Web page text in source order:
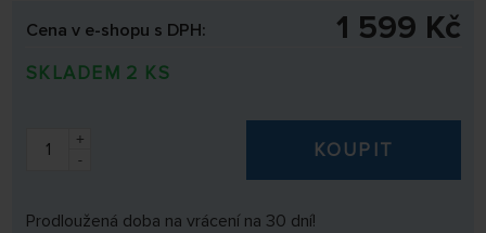
Cena v e-shopu s DPH: 1 599 Kč
SKLADEM 2 KS
+
-
KOUPIT
Prodloužená doba na vrácení na 30 dní!